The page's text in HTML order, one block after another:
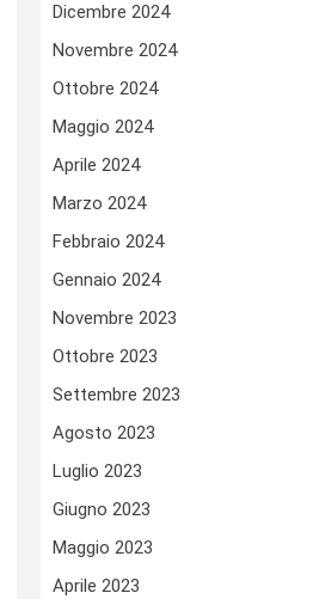
Dicembre 2024
Novembre 2024
Ottobre 2024
Maggio 2024
Aprile 2024
Marzo 2024
Febbraio 2024
Gennaio 2024
Novembre 2023
Ottobre 2023
Settembre 2023
Agosto 2023
Luglio 2023
Giugno 2023
Maggio 2023
Aprile 2023